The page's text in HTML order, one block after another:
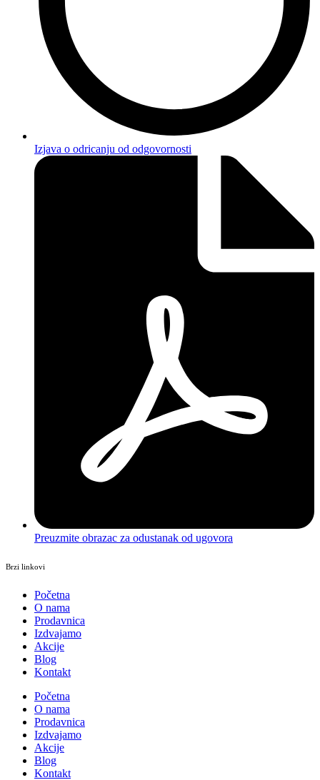
Izjava o odricanju od odgovornosti
Preuzmite obrazac za odustanak od ugovora
Brzi linkovi
Početna
O nama
Prodavnica
Izdvajamo
Akcije
Blog
Kontakt
Početna
O nama
Prodavnica
Izdvajamo
Akcije
Blog
Kontakt